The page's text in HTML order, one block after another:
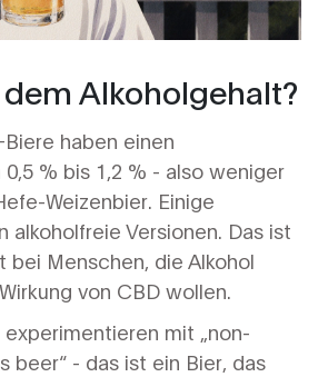
Alkoholgehalt?
haben einen
% bis 1,2 % - also weniger
Weizenbier. Einige
alkoholfreie Versionen. Das ist
bei Menschen, die Alkohol
von CBD wollen.
experimentieren mit „non-
beer“ - das ist ein Bier, das